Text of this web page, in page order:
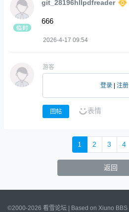
git_28196hllpdfreader
666
2026-4-17 09:54
游客
登录 注册
回帖 表情
1 2 3 4
返回
©2000-2026 看雪论坛 | Based on Xiuno BBS